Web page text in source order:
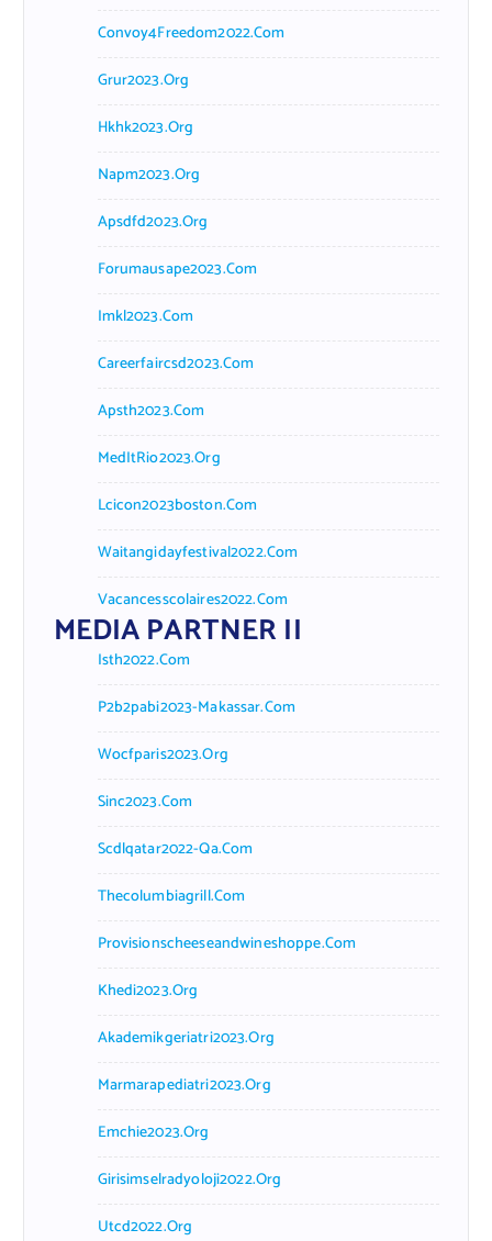
Convoy4Freedom2022.com
Grur2023.org
Hkhk2023.org
Napm2023.org
Apsdfd2023.org
Forumausape2023.com
Imkl2023.com
Careerfaircsd2023.com
Apsth2023.com
MedItRio2023.org
Lcicon2023boston.com
Waitangidayfestival2022.com
Vacancesscolaires2022.com
MEDIA PARTNER II
Isth2022.com
P2b2pabi2023-Makassar.com
Wocfparis2023.org
Sinc2023.com
Scdlqatar2022-Qa.com
Thecolumbiagrill.com
Provisionscheeseandwineshoppe.com
Khedi2023.org
Akademikgeriatri2023.org
Marmarapediatri2023.org
Emchie2023.org
Girisimselradyoloji2022.org
Utcd2022.org